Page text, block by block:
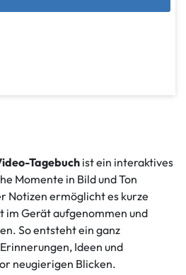
Tagebuch ist ein interaktives
Momente in Bild und Ton
Notizen ermöglicht es kurze
im Gerät aufgenommen und
So entsteht ein ganz
Ideen und
neugierigen Blicken.